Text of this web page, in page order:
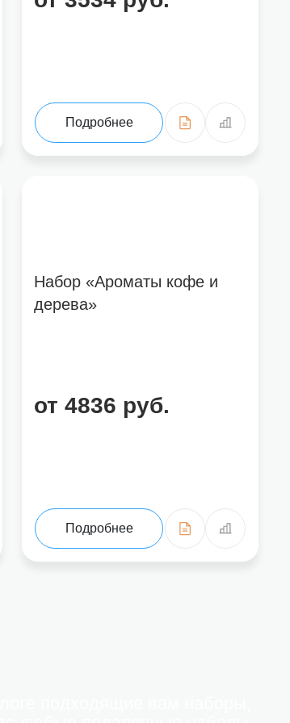
Подробнее
Набор «Ароматы кофе и
дерева»
от 4836 руб.
Подробнее